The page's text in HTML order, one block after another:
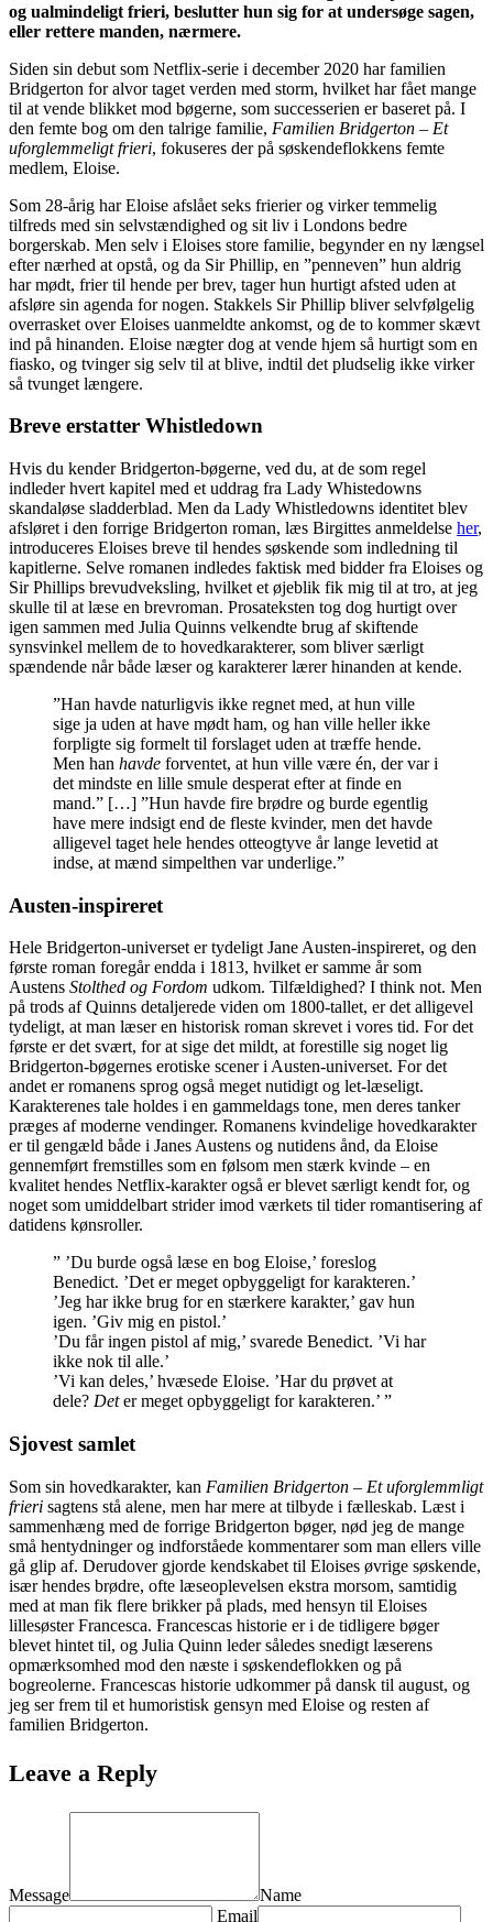
og ualmindeligt frieri, beslutter hun sig for at undersøge sagen,
eller rettere manden, nærmere.
Siden sin debut som Netflix-serie i december 2020 har familien
Bridgerton for alvor taget verden med storm, hvilket har fået mange
til at vende blikket mod bøgerne, som successerien er baseret på. I
den femte bog om den talrige familie, Familien Bridgerton – Et
uforglemmeligt frieri, fokuseres der på søskendeflokkens femte
medlem, Eloise.
Som 28-årig har Eloise afslået seks frierier og virker temmelig
tilfreds med sin selvstændighed og sit liv i Londons bedre
borgerskab. Men selv i Eloises store familie, begynder en ny længsel
efter nærhed at opstå, og da Sir Phillip, en ”penneven” hun aldrig
har mødt, frier til hende per brev, tager hun hurtigt afsted uden at
afsløre sin agenda for nogen. Stakkels Sir Phillip bliver selvfølgelig
overrasket over Eloises uanmeldte ankomst, og de to kommer skævt
ind på hinanden. Eloise nægter dog at vende hjem så hurtigt som en
fiasko, og tvinger sig selv til at blive, indtil det pludselig ikke virker
så tvunget længere.
Breve erstatter Whistledown
Hvis du kender Bridgerton-bøgerne, ved du, at de som regel
indleder hvert kapitel med et uddrag fra Lady Whistedowns
skandaløse sladderblad. Men da Lady Whistledowns identitet blev
afsløret i den forrige Bridgerton roman, læs Birgittes anmeldelse her,
introduceres Eloises breve til hendes søskende som indledning til
kapitlerne. Selve romanen indledes faktisk med bidder fra Eloises og
Sir Phillips brevudveksling, hvilket et øjeblik fik mig til at tro, at jeg
skulle til at læse en brevroman. Prosateksten tog dog hurtigt over
igen sammen med Julia Quinns velkendte brug af skiftende
synsvinkel mellem de to hovedkarakterer, som bliver særligt
spændende når både læser og karakterer lærer hinanden at kende.
”Han havde naturligvis ikke regnet med, at hun ville
sige ja uden at have mødt ham, og han ville heller ikke
forpligte sig formelt til forslaget uden at træffe hende.
Men han havde forventet, at hun ville være én, der var i
det mindste en lille smule desperat efter at finde en
mand.” […] ”Hun havde fire brødre og burde egentlig
have mere indsigt end de fleste kvinder, men det havde
alligevel taget hele hendes otteogtyve år lange levetid at
indse, at mænd simpelthen var underlige.”
Austen-inspireret
Hele Bridgerton-universet er tydeligt Jane Austen-inspireret, og den
første roman foregår endda i 1813, hvilket er samme år som
Austens Stolthed og Fordom udkom. Tilfældighed? I think not. Men
på trods af Quinns detaljerede viden om 1800-tallet, er det alligevel
tydeligt, at man læser en historisk roman skrevet i vores tid. For det
første er det svært, for at sige det mildt, at forestille sig noget lig
Bridgerton-bøgernes erotiske scener i Austen-universet. For det
andet er romanens sprog også meget nutidigt og let-læseligt.
Karakterenes tale holdes i en gammeldags tone, men deres tanker
præges af moderne vendinger. Romanens kvindelige hovedkarakter
er til gengæld både i Janes Austens og nutidens ånd, da Eloise
gennemført fremstilles som en følsom men stærk kvinde – en
kvalitet hendes Netflix-karakter også er blevet særligt kendt for, og
noget som umiddelbart strider imod værkets til tider romantisering af
datidens kønsroller.
” ’Du burde også læse en bog Eloise,’ foreslog
Benedict. ’Det er meget opbyggeligt for karakteren.’
’Jeg har ikke brug for en stærkere karakter,’ gav hun
igen. ’Giv mig en pistol.’
’Du får ingen pistol af mig,’ svarede Benedict. ’Vi har
ikke nok til alle.’
’Vi kan deles,’ hvæsede Eloise. ’Har du prøvet at
dele? Deter meget opbyggeligt for karakteren.’ ”
Sjovest samlet
Som sin hovedkarakter, kan Familien Bridgerton – Et uforglemmligt
frieri sagtens stå alene, men har mere at tilbyde i fælleskab. Læst i
sammenhæng med de forrige Bridgerton bøger, nød jeg de mange
små hentydninger og indforståede kommentarer som man ellers ville
gå glip af. Derudover gjorde kendskabet til Eloises øvrige søskende,
især hendes brødre, ofte læseoplevelsen ekstra morsom, samtidig
med at man fik flere brikker på plads, med hensyn til Eloises
lillesøster Francesca. Francescas historie er i de tidligere bøger
blevet hintet til, og Julia Quinn leder således snedigt læserens
opmærksomhed mod den næste i søskendeflokken og på
bogreolerne. Francescas historie udkommer på dansk til august, og
jeg ser frem til et humoristisk gensyn med Eloise og resten af
familien Bridgerton.
Leave a Reply
Message
Name
Email